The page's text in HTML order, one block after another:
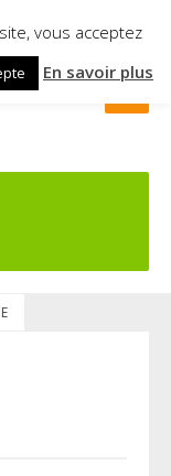
vous acceptez
En savoir plus